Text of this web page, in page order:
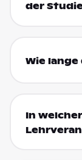
der
Wie
In